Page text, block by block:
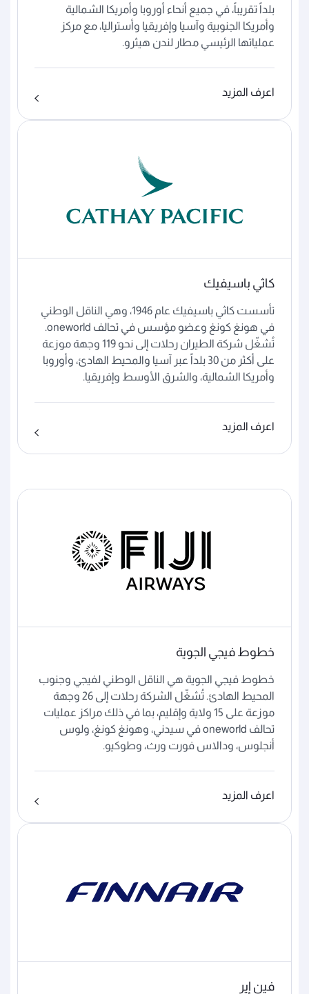
بلداً تقريباً، في جميع أنحاء أوروبا وأمريكا الشمالية
وأمريكا الجنوبية وآسيا وإفريقيا وأستراليا، مع مركز
عملياتها الرئيسي مطار لندن هيثرو.
اعرف المزيد
كاثي باسيفيك
تأسست كاثي باسيفيك عام 1946، وهي الناقل الوطني
في هونغ كونغ وعضو مؤسس في تحالف oneworld.
تُشغّل شركة الطيران رحلات إلى نحو 119 وجهة موزعة
على أكثر من 30 بلداً عبر آسيا والمحيط الهادئ، وأوروبا
وأمريكا الشمالية، والشرق الأوسط وإفريقيا.
اعرف المزيد
خطوط فيجي الجوية
خطوط فيجي الجوية هي الناقل الوطني لفيجي وجنوب
المحيط الهادئ. تُشغّل الشركة رحلات إلى 26 وجهة
موزعة على 15 ولاية وإقليم، بما في ذلك مراكز عمليات
تحالف oneworld في سيدني، وهونغ كونغ، ولوس
أنجلوس، ودالاس فورت ورث، وطوكيو.
اعرف المزيد
فين إير